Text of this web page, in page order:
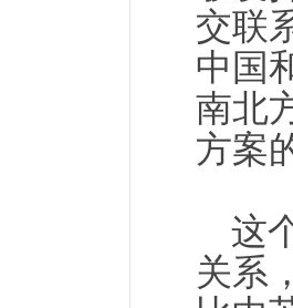
交联
中国
南北
方案
这
关系